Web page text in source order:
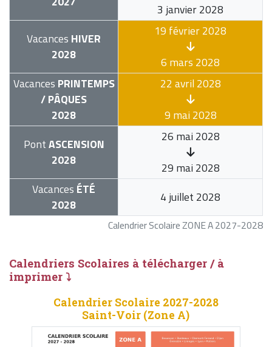
Calendrier Scolaire ZONE A 2027-2028
3 janvier 2028
Vacances HIVER
2028
19 février 2028
6 mars 2028
Vacances PRINTEMPS
/ PÂQUES
2028
22 avril 2028
9 mai 2028
PontASCENSION
2028
26 mai 2028
29 mai 2028
Vacances ÉTÉ
2028
4 juillet 2028
Calendriers Scolaires à télécharger / à
imprimer ⤵
Calendrier Scolaire 2027-2028
Saint-Voir (Zone A)